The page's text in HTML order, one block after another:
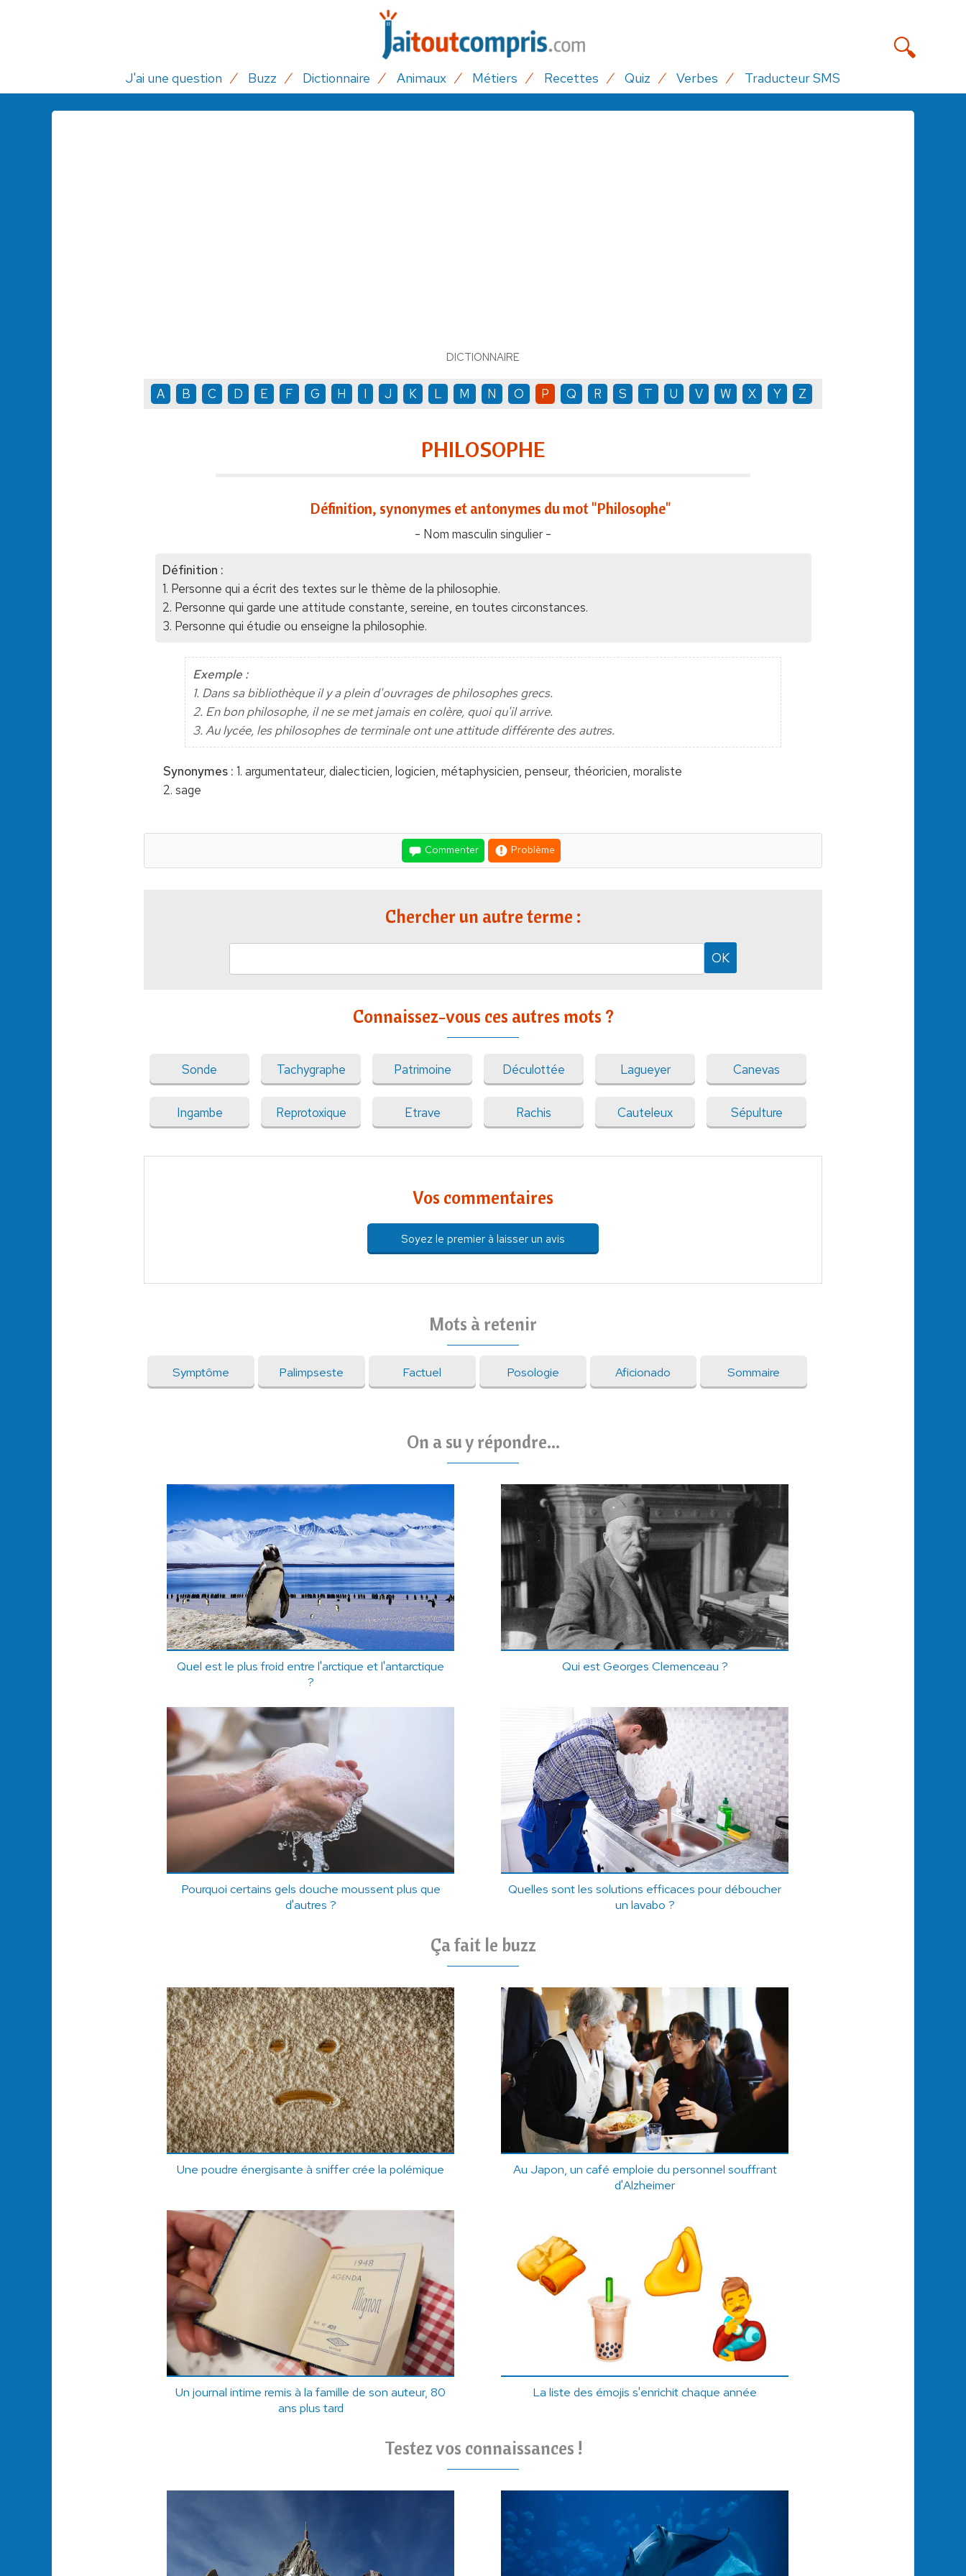
J'ai une question Buzz Dictionnaire Animaux Métiers Recettes Quiz Verbes Traducteur SMS
DICTIONNAIRE
A B C D E F G H I J K L M N O P Q R S T U V W X Y Z
PHILOSOPHE
Définition, synonymes et antonymes du mot "Philosophe"
- Nom masculin singulier -
Définition :
1. Personne qui a écrit des textes sur le thème de la philosophie.
2. Personne qui garde une attitude constante, sereine, en toutes circonstances.
3. Personne qui étudie ou enseigne la philosophie.
Exemple :
1. Dans sa bibliothèque il y a plein d'ouvrages de philosophes grecs.
2. En bon philosophe, il ne se met jamais en colère, quoi qu'il arrive.
3. Au lycée, les philosophes de terminale ont une attitude différente des autres.
Synonymes : 1. argumentateur, dialecticien, logicien, métaphysicien, penseur, théoricien, moraliste
2. sage
Commenter Problème
Chercher un autre terme :
Connaissez-vous ces autres mots ?
Sonde Tachygraphe Patrimoine Déculottée Lagueyer Canevas
Ingambe Reprotoxique Etrave Rachis Cauteleux Sépulture
Vos commentaires
Soyez le premier à laisser un avis
Mots à retenir
Symptôme Palimpseste Factuel Posologie Aficionado Sommaire
On a su y répondre...
Quel est le plus froid entre l'arctique et l'antarctique
?
Qui est Georges Clemenceau ?
Pourquoi certains gels douche moussent plus que
d'autres ?
Quelles sont les solutions efficaces pour déboucher
un lavabo ?
Ça fait le buzz
Une poudre énergisante à sniffer crée la polémique
Au Japon, un café emploie du personnel souffrant
d'Alzheimer
Un journal intime remis à la famille de son auteur, 80
ans plus tard
La liste des émojis s'enrichit chaque année
Testez vos connaissances !